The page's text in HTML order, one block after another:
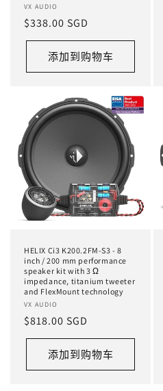
厂
商：
VX AUDIO
常
规
格
$338.00 SGD
添加到购物车
HELIX Ci3 K200.2FM-S3 - 8
inch / 200 mm performance
speaker kit with 3 Ω
impedance, titanium tweeter
and FlexMount technology
厂
商：
VX AUDIO
常
规
格
$818.00 SGD
添加到购物车